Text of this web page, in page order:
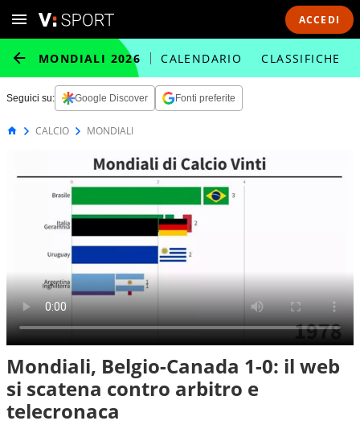
ACCEDI
MONDIALI 2026 CALENDARIO CLASSIFICHE
Seguici su: Google Discover Fonti preferite
CALCIO MONDIALI
Mondiali, Belgio-Canada 1-0: il web
si scatena contro arbitro e
telecronaca